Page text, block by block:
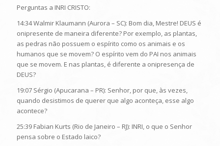
Perguntas a INRI CRISTO:
14:34 Walmir Klaumann (Aurora – SC): Bom dia, Mestre! DEUS é
onipresente de maneira diferente? Por exemplo, as plantas,
as pedras não possuem o espírito como os animais e os
humanos que se movem? O espírito vem do PAI nos animais
que se movem. E nas plantas, é diferente a onipresença de
DEUS?
19:07 Sérgio (Apucarana – PR): Senhor, por que, às vezes,
quando desistimos de querer que algo aconteça, esse algo
acontece?
25:39 Fabian Kurts (Rio de Janeiro – RJ): INRI, o que o Senhor
pensa sobre o Estado laico?